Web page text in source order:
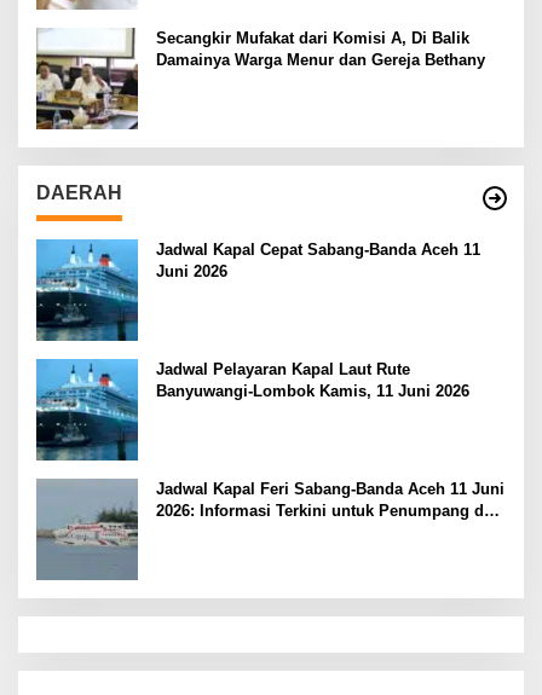
Secangkir Mufakat dari Komisi A, Di Balik
Damainya Warga Menur dan Gereja Bethany
DAERAH
Jadwal Kapal Cepat Sabang-Banda Aceh 11
Juni 2026
Jadwal Pelayaran Kapal Laut Rute
Banyuwangi-Lombok Kamis, 11 Juni 2026
Jadwal Kapal Feri Sabang-Banda Aceh 11 Juni
2026: Informasi Terkini untuk Penumpang dan